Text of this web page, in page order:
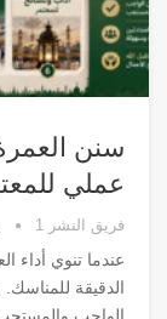
سنن
عملي
فريق النشر 1
عندما تنوي أداء
الدقيقة